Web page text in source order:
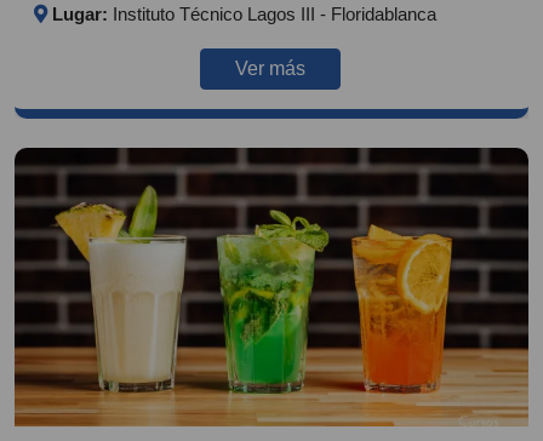
Lugar: Instituto Técnico Lagos III - Floridablanca
Ver más